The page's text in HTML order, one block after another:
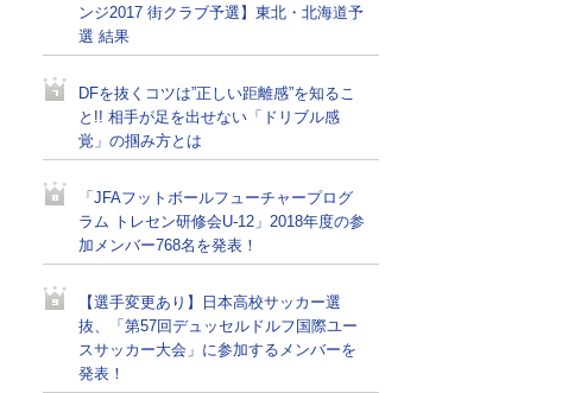
ンジ2017 街クラブ予選】東北・北海道予
選 結果
DFを抜くコツは”正しい距離感”を知るこ
と!! 相手が足を出せない「ドリブル感
覚」の掴み方とは
「JFAフットボールフューチャープログ
ラム トレセン研修会U-12」2018年度の参
加メンバー768名を発表！
【選手変更あり】日本高校サッカー選
抜、「第57回デュッセルドルフ国際ユー
スサッカー大会」に参加するメンバーを
発表！